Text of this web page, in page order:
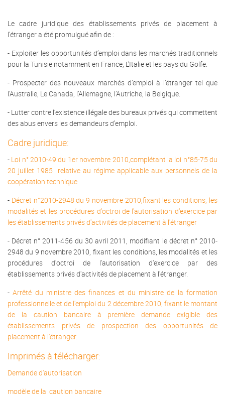
Le cadre juridique des établissements privés de placement à
l’étranger a été promulgué afin de :
- Exploiter les opportunités d’emploi dans les marchés traditionnels
pour la Tunisie notamment en France, L’Italie et les pays du Golfe.
- Prospecter des nouveaux marchés d’emploi à l’étranger tel que
l’Australie, Le Canada, l’Allemagne, l’Autriche, la Belgique.
- Lutter contre l’existence illégale des bureaux privés qui commettent
des abus envers les demandeurs d’emploi.
Cadre juridique:
- Loi n° 2010-49 du 1er novembre 2010,complétant la loi n°85-75 du
20 juillet 1985 relative au régime applicable aux personnels de la
coopération technique
- Décret n°2010-2948 du 9 novembre 2010,fixant les conditions, les
modalités et les procédures d'octroi de l'autorisation d'exercice par
les établissements privés d'activités de placement à l'étranger
- Décret n° 2011-456 du 30 avril 2011, modifiant le décret n° 2010-
2948 du 9 novembre 2010, fixant les conditions, les modalités et les
procédures d'octroi de l'autorisation d'exercice par des
établissements privés d'activités de placement à l'étranger.
-Arrêté du ministre des finances et du ministre de la formation
professionnelle et de l'emploi du 2 décembre 2010, fixant le montant
de la caution bancaire à première demande exigible des
établissements privés de prospection des opportunités de
placement à l'étranger.
Imprimés à télécharger:
Demande d'autorisation
modèle de la caution bancaire